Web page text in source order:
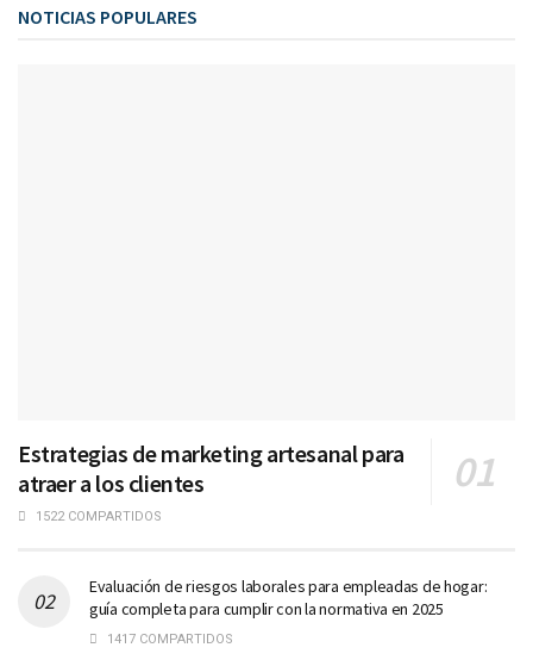
NOTICIAS POPULARES
Estrategias de marketing artesanal para
atraer a los clientes
1522 COMPARTIDOS
Evaluación de riesgos laborales para empleadas de hogar:
guía completa para cumplir con la normativa en 2025
1417 COMPARTIDOS